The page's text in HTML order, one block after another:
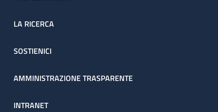
LA RICERCA
SOSTIENICI
AMMINISTRAZIONE TRASPARENTE
INTRANET